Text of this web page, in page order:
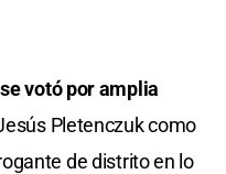
votó por amplia
Pletenczuk como
de distrito en lo